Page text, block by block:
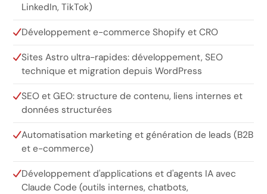
LinkedIn, TikTok)
Développement e-commerce Shopify et CRO
Sites Astro ultra-rapides: développement, SEO
technique et migration depuis WordPress
SEO et GEO: structure de contenu, liens internes et
données structurées
Automatisation marketing et génération de leads (B2B
et e-commerce)
Développement d'applications et d'agents IA avec
Claude Code (outils internes, chatbots,